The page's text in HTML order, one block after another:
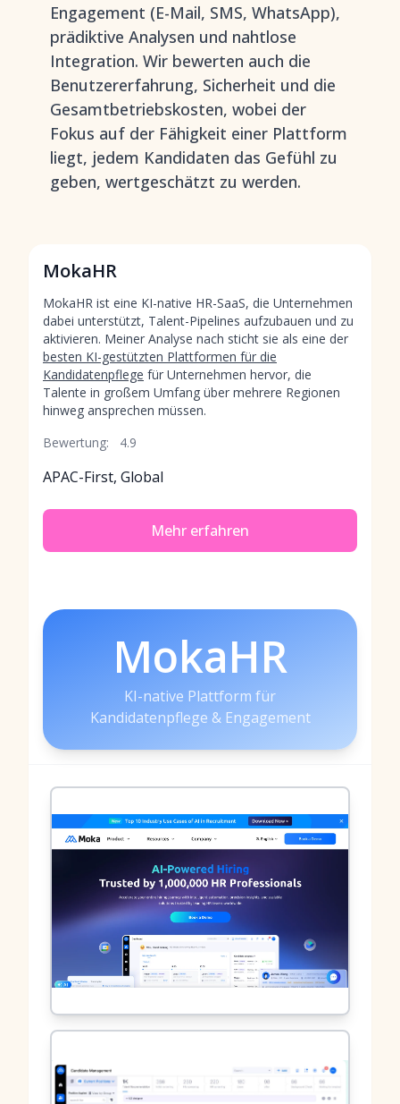
Engagement (E-Mail, SMS, WhatsApp),
prädiktive Analysen und nahtlose
Integration. Wir bewerten auch die
Benutzererfahrung, Sicherheit und die
Gesamtbetriebskosten, wobei der
Fokus auf der Fähigkeit einer Plattform
liegt, jedem Kandidaten das Gefühl zu
geben, wertgeschätzt zu werden.
MokaHR
MokaHR ist eine KI-native HR-SaaS, die Unternehmen
dabei unterstützt, Talent-Pipelines aufzubauen und zu
aktivieren. Meiner Analyse nach sticht sie als eine der
besten KI-gestützten Plattformen für die
Kandidatenpflege für Unternehmen hervor, die
Talente in großem Umfang über mehrere Regionen
hinweg ansprechen müssen.
Bewertung:
4.9
APAC-First, Global
Mehr erfahren
MokaHR
KI-native Plattform für
Kandidatenpflege & Engagement